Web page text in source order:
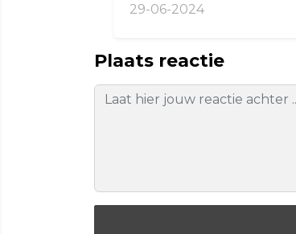
29-06-2024
Plaats reactie